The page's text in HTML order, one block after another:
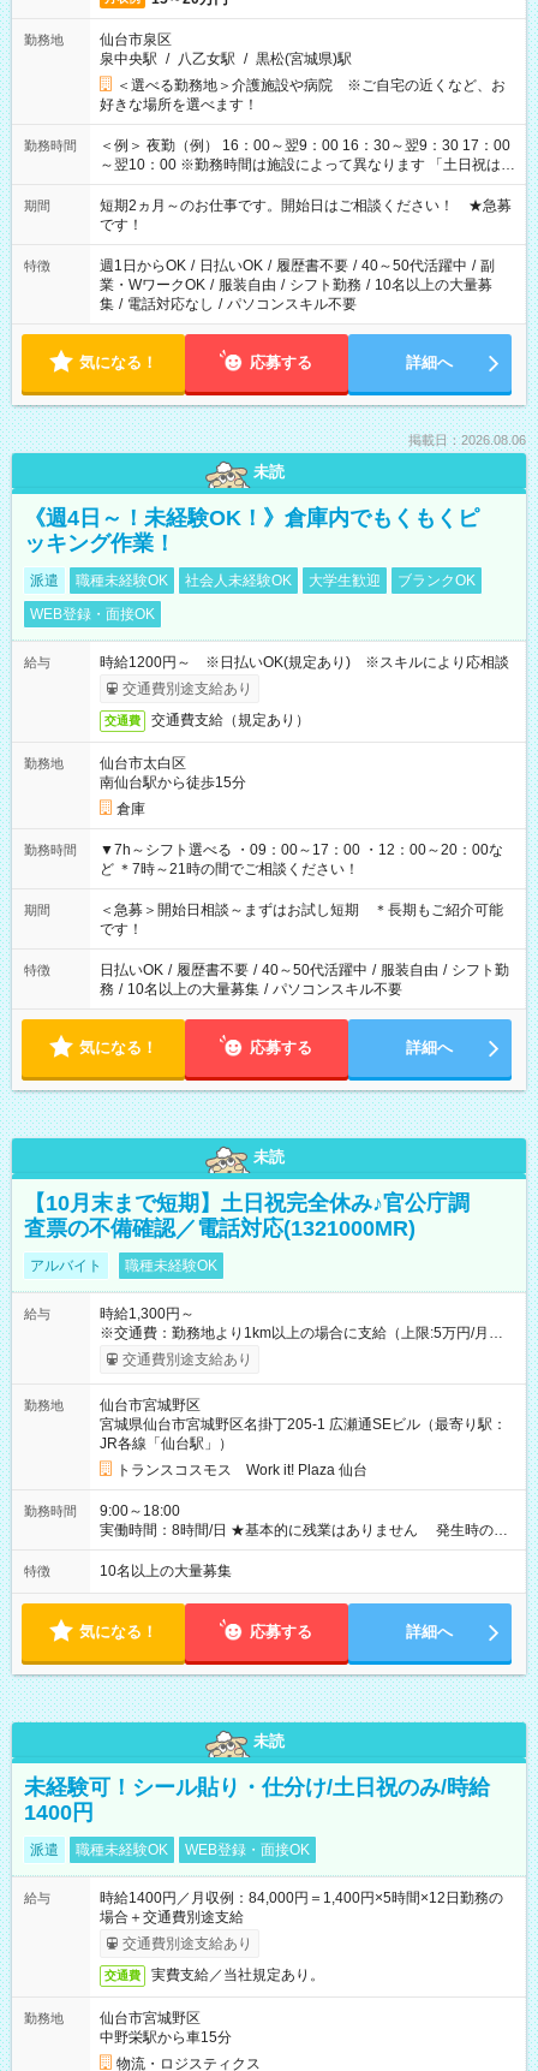
勤務地
仙台市泉区
泉中央駅 / 八乙女駅 / 黒松(宮城県)駅
＜選べる勤務地＞介護施設や病院 ※ご自宅の近くなど、お
好きな場所を選べます！
勤務時間
＜例＞ 夜勤（例） 16：00～翌9：00 16：30～翌9：30 17：00
～翌10：00 ※勤務時間は施設によって異なります 「土日祝は休
みたい」 「しっかり稼ぎたい」 「もう少し遅い時間から始めた
い」など ご希望にあったお仕事をご案内いたします。 ※未経験
の方の場合は1～2ヶ月間は日中での仕事を経験いただき、 お
仕事に慣れてからの夜勤になります。 ★家庭の都合でお休みが
必要な場合も遠慮なくご相談ください。
期間
短期2ヵ月～のお仕事です。開始日はご相談ください！ ★急募
です！
特徴 週1日からOK / 日払いOK / 履歴書不要 / 40～50代活躍中 / 副
業・WワークOK / 服装自由 / シフト勤務 / 10名以上の大量募
集 / 電話対応なし / パソコンスキル不要
気になる！ 応募する 詳細へ
掲載日：2026.08.06
未読
《週4日～！未経験OK！》倉庫内でもくもくピ
ッキング作業！
派遣 職種未経験OK 社会人未経験OK 大学生歓迎
ブランクOK
WEB登録・面接OK
給与
時給1200円～ ※日払いOK(規定あり) ※スキルにより応相談
交通費別途支給あり
交通費 交通費支給（規定あり）
勤務地
仙台市太白区
南仙台駅から徒歩15分
倉庫
勤務時間
▼7h～シフト選べる ・09：00～17：00 ・12：00～20：00な
ど ＊7時～21時の間でご相談ください！
期間
＜急募＞開始日相談～まずはお試し短期 ＊長期もご紹介可能
です！
特徴 日払いOK / 履歴書不要 / 40～50代活躍中 / 服装自由 / シフト勤
務 / 10名以上の大量募集 / パソコンスキル不要
気になる！ 応募する 詳細へ
未読
【10月末まで短期】土日祝完全休み♪官公庁調
査票の不備確認／電話対応(1321000MR)
アルバイト 職種未経験OK
給与
時給1,300円～
※交通費：勤務地より1km以上の場合に支給（上限:5万円/月・
2,500円/日） ※残業代：残業発生時は1分単位で支給 ※研修中の
給与変動なし ＜ 収入例 ＞ ■週5日勤務の場合… 月収22万8,800
4日勤務の場合… 月収16万6,400円以上可能 ※交通費別途支給
（時給1,300円×8時間×16日） 【試用期間】試用期間なし
交通費別途支給あり
勤務地
仙台市宮城野区
宮城県仙台市宮城野区名掛丁205-1 広瀬通SEビル（最寄り駅：
JR各線「仙台駅」）
トランスコスモス Work it! Plaza 仙台
勤務時間
9:00～18:00
実働時間：8時間/日 ★基本的に残業はありません 発生時の残
業代は1分単位で支給いたします
特徴 10名以上の大量募集
気になる！ 応募する 詳細へ
未読
未経験可！シール貼り・仕分け/土日祝のみ/時給
1400円
派遣 職種未経験OK WEB登録・面接OK
給与
時給1400円／月収例：84,000円＝1,400円×5時間×12日勤務の
場合＋交通費別途支給
交通費別途支給あり
交通費 実費支給／当社規定あり。
勤務地
仙台市宮城野区
中野栄駅から車15分
物流・ロジスティクス